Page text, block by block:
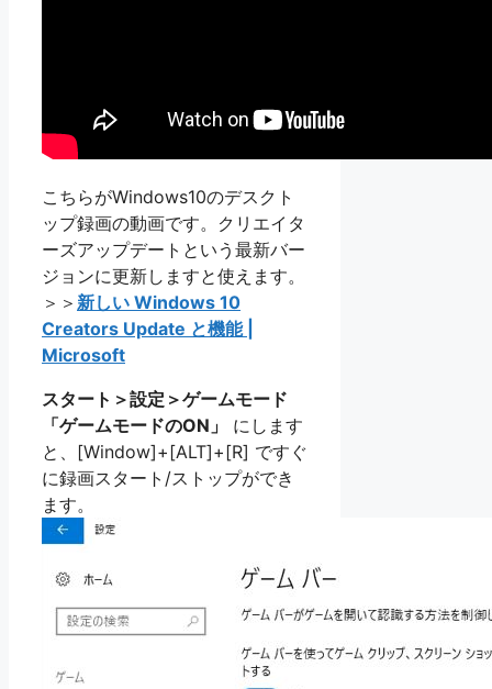
こちらがWindows10のデスクト
ップ録画の動画です。クリエイタ
ーズアップデートという最新バー
ジョンに更新しますと使えます。
＞＞ 新しい Windows 10
Creators Update と機能 |
Microsoft
スタート＞設定＞ゲームモード
「ゲームモードのON」
にします
と、[Window]+[ALT]+[R] ですぐ
に録画スタート/ストップができ
ます。